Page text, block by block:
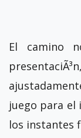
El camino
juego para el
los instantes